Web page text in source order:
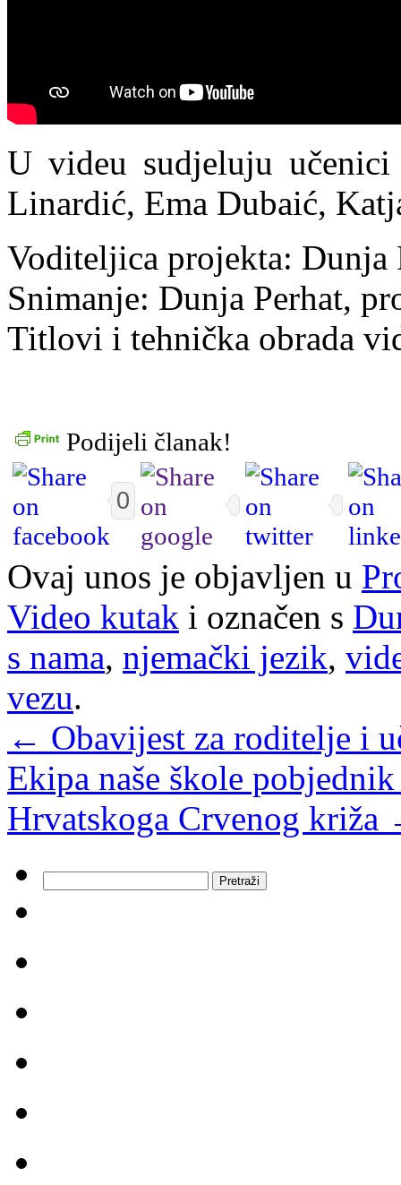
U videu sudjeluju učenici
Linardić, Ema Dubaić,
Voditeljica projekta: Dunja
Snimanje: Dunja Perhat,
Titlovi i tehnička obrada
Podijeli članak!
0
Ovaj unos je objavljen u
Video kutak i označen s
s nama, njemački jezik,
vezu.
← Obavijest za roditelje i
Ekipa naše škole
Hrvatskoga Crvenog križa